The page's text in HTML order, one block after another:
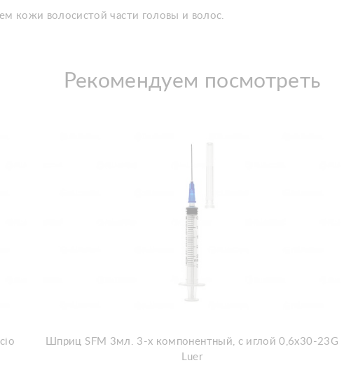
кожи волосистой части головы и волос.
Рекомендуем посмотреть
Шприц SFM 3мл. 3-х компонентный, с иглой 0,6x30-23G
Luer